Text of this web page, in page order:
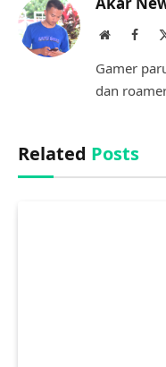
Website
Gamer
dan
Related Posts